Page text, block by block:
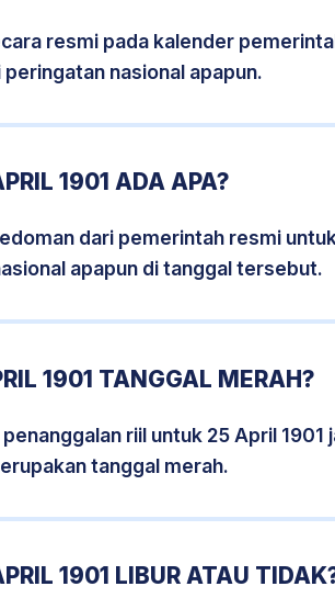
resmi pada kalender
nasional apapun.
1901 ADA APA?
dari pemerintah resmi
apapun di tanggal tersebut.
1901 TANGGAL MERAH?
riil untuk 25 April
tanggal merah.
1901 LIBUR ATAU